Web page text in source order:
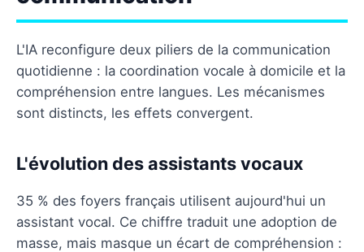
L'IA reconfigure deux piliers de la communication
quotidienne : la coordination vocale à domicile et la
compréhension entre langues. Les mécanismes
sont distincts, les effets convergent.
L'évolution des assistants vocaux
35 % des foyers français utilisent aujourd'hui un
assistant vocal. Ce chiffre traduit une adoption de
masse, mais masque un écart de compréhension :